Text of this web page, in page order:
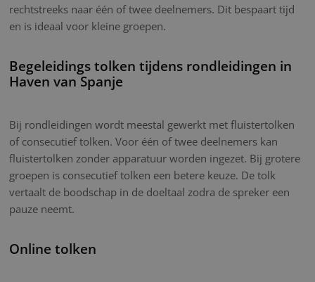
rechtstreeks naar één of twee deelnemers. Dit bespaart tijd
en is ideaal voor kleine groepen.
Begeleidings tolken tijdens rondleidingen in
Haven van Spanje
Bij rondleidingen wordt meestal gewerkt met fluistertolken
of consecutief tolken. Voor één of twee deelnemers kan
fluistertolken zonder apparatuur worden ingezet. Bij grotere
groepen is consecutief tolken een betere keuze. De tolk
vertaalt de boodschap in de doeltaal zodra de spreker een
pauze neemt.
Online tolken